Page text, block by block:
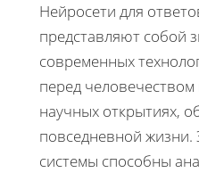
Нейросети для
представляют собой
современных
перед
научных открытиях,
повседневной
системы способны